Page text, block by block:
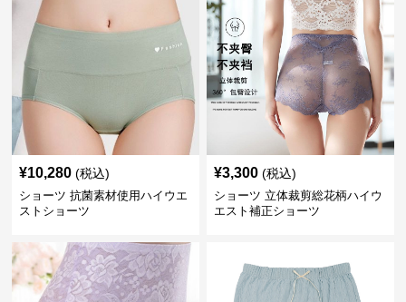
¥10,280 (税込)
ショーツ 抗菌素材使用ハイウエ
ストショーツ
¥3,300 (税込)
ショーツ 立体裁剪総花柄ハイウ
エスト補正ショーツ